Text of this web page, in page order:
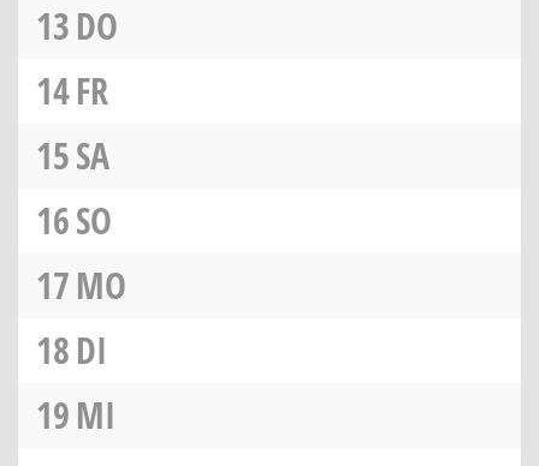
13DO
14FR
15SA
16SO
17MO
18DI
19MI